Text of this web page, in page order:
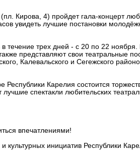
Кирова, 4) пройдет гала-концерт
увидеть лучшие постановки
течение трех дней - с 20 по 22
представляют свои театральные
Калевальского и Сегежского
Республики Карелия состоится
спектакли любительских
впечатлениями!
культурных инициатив Республики